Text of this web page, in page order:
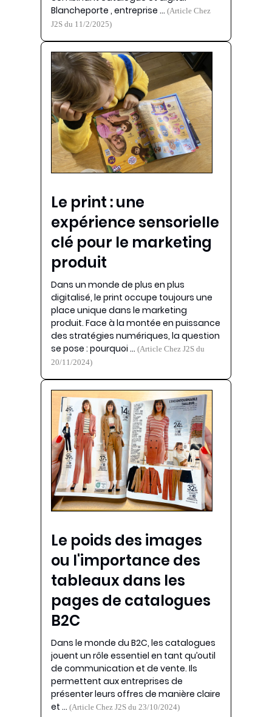
Blancheporte , entreprise … (Article Chez
J2S du 11/2/2025)
Le print : une
expérience sensorielle
clé pour le marketing
produit
Dans un monde de plus en plus
digitalisé, le print occupe toujours une
place unique dans le marketing
produit. Face à la montée en puissance
des stratégies numériques, la question
se pose : pourquoi …(Article Chez J2S du
20/11/2024)
Le poids des images
ou l'importance des
tableaux dans les
pages de catalogues
B2C
Dans le monde du B2C, les catalogues
jouent un rôle essentiel en tant qu’outil
de communication et de vente. Ils
permettent aux entreprises de
présenter leurs offres de manière claire
et …(Article Chez J2S du 23/10/2024)